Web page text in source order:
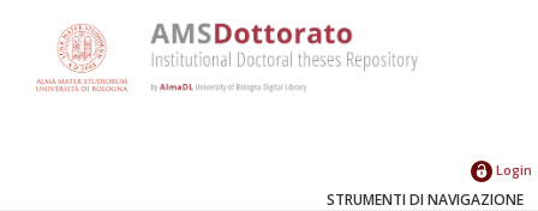
Login
STRUMENTI DI NAVIGAZIONE